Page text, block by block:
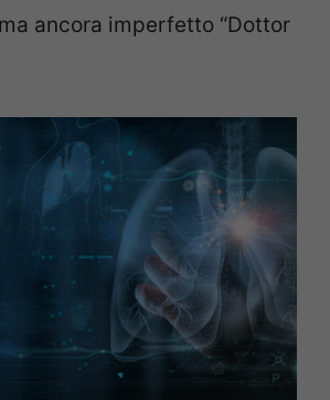
ancora imperfetto “Dottor